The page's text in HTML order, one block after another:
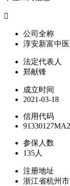

公司全称
淳安新富中
法定代表人
郑献锋
成立时间
2021-03-18
信用代码
参保人数
135人
注册地址
浙江省杭州